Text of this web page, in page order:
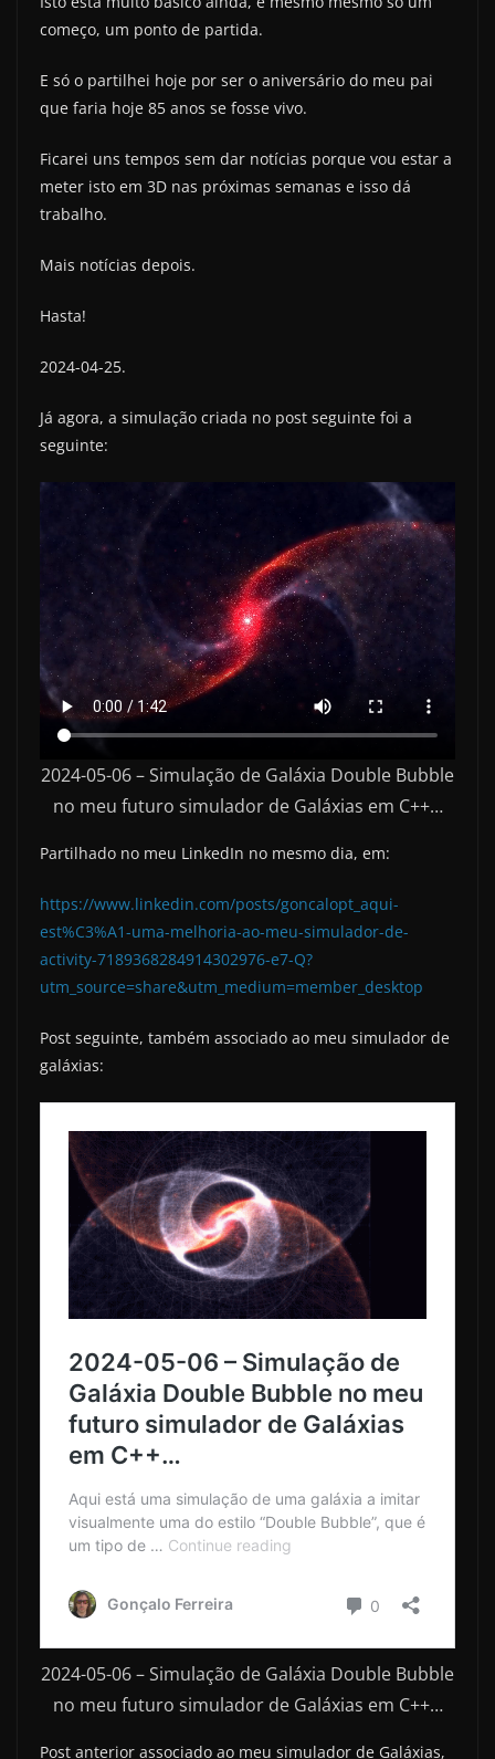
começo, um ponto de partida.
E só o partilhei hoje por ser o aniversário do meu pai
que faria hoje 85 anos se fosse vivo.
Ficarei uns tempos sem dar notícias porque vou estar a
meter isto em 3D nas próximas semanas e isso dá
trabalho.
Mais notícias depois.
Hasta!
2024-04-25.
Já agora, a simulação criada no post seguinte foi a
seguinte:
2024-05-06 – Simulação de Galáxia Double Bubble
no meu futuro simulador de Galáxias em C++…
Partilhado no meu LinkedIn no mesmo dia, em:
https://www.linkedin.com/posts/goncalopt_aqui-
est%C3%A1-uma-melhoria-ao-meu-simulador-de-
activity-7189368284914302976-e7-Q?
utm_source=share&utm_medium=member_desktop
Post seguinte, também associado ao meu simulador de
galáxias:
2024-05-06 – Simulação de Galáxia Double Bubble
no meu futuro simulador de Galáxias em C++…
Post anterior associado ao meu simulador de Galáxias,